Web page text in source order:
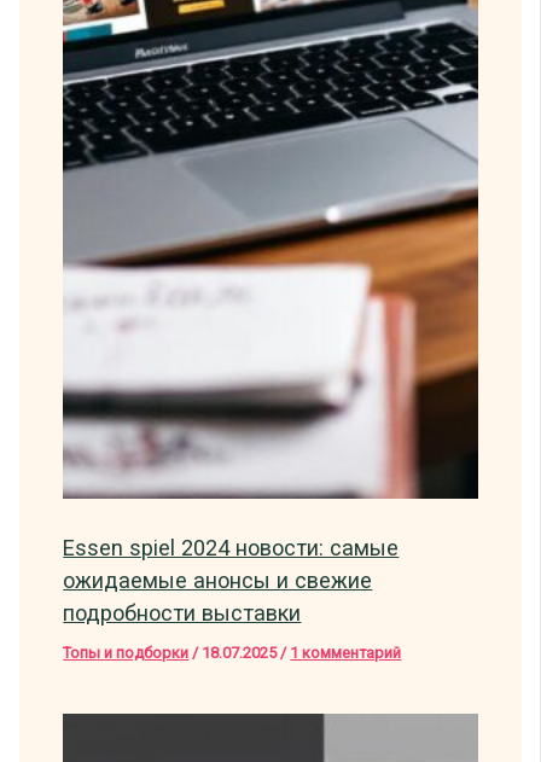
Essen spiel 2024 новости: самые
ожидаемые анонсы и свежие
подробности выставки
Топы и подборки / 18.07.2025/ 1 комментарий